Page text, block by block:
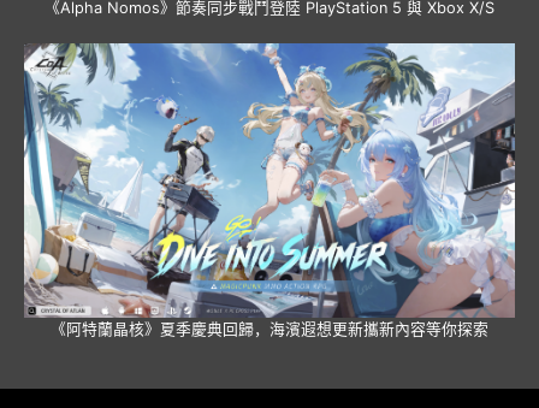
《Alpha Nomos》節奏同步戰鬥登陸 PlayStation 5 與 Xbox X/S